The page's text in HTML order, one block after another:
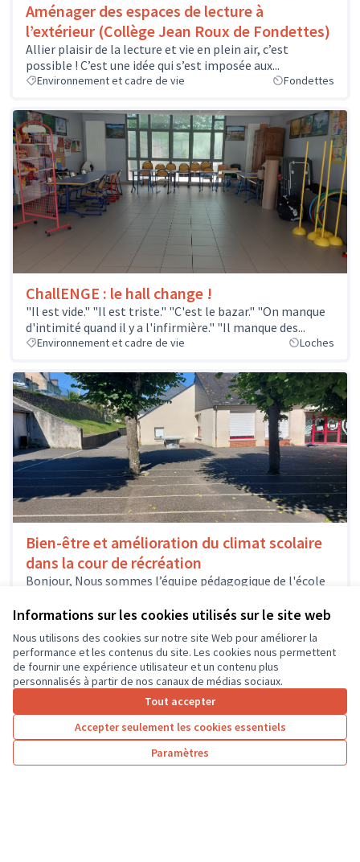
Informations sur les cookies utilisés sur le site web
Nous utilisons des cookies sur notre site Web pour améliorer la
performance et les contenus du site. Les cookies nous permettent
de fournir une expérience utilisateur et un contenu plus
personnalisés à partir de nos canaux de médias sociaux.
Tout accepter
Accepter seulement les cookies essentiels
Paramètres
Aménager des espaces de lecture à
l’extérieur (Collège Jean Roux de Fondettes)
Allier plaisir de la lecture et vie en plein air, c’est
possible ! C’est une idée qui s’est imposée aux...
Environnement et cadre de vie Fondettes
ChallENGE : le hall change !
"Il est vide." "Il est triste." "C'est le bazar." "On manque
d'intimité quand il y a l'infirmière." "Il manque des...
Environnement et cadre de vie Loches
Bien-être et amélioration du climat scolaire
dans la cour de récréation
Bonjour, Nous sommes l’équipe pédagogique de l'école
obtenir une subvention afin de financer un...
Résultats par page : 100
3 … 7